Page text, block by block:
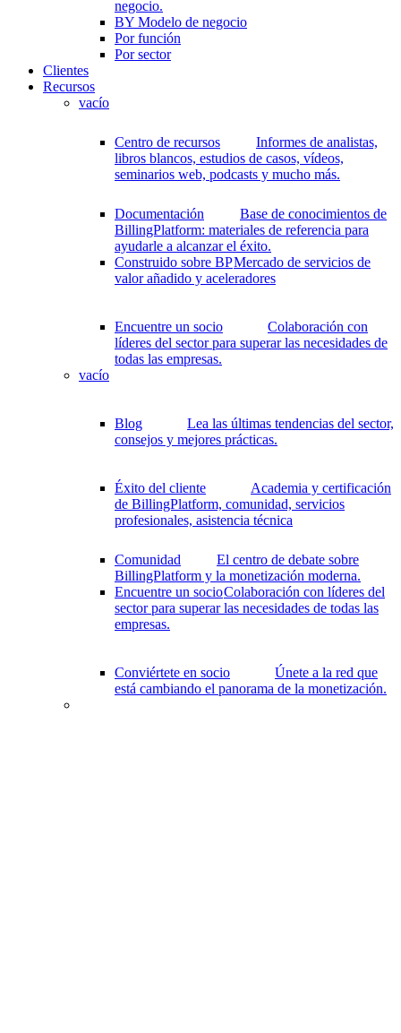
negocio.
BY Modelo de negocio
Por función
Por sector
Clientes
Recursos
vacío
Centro de recursos
Informes de analistas,
libros blancos, estudios de casos, vídeos,
seminarios web, podcasts y mucho más.
Documentación
Base de conocimientos de
BillingPlatform: materiales de referencia para
ayudarle a alcanzar el éxito.
Construido sobre BPMercado de servicios de
valor añadido y aceleradores
Encuentre un socio
Colaboración con
líderes del sector para superar las necesidades de
todas las empresas.
vacío
Blog
Lea las últimas tendencias del sector,
consejos y mejores prácticas.
Éxito del cliente
Academia y certificación
de BillingPlatform, comunidad, servicios
profesionales, asistencia técnica
Comunidad
El centro de debate sobre
BillingPlatform y la monetización moderna.
Encuentre un socioColaboración con líderes del
sector para superar las necesidades de todas las
empresas.
Conviértete en socio
Únete a la red que
está cambiando el panorama de la monetización.